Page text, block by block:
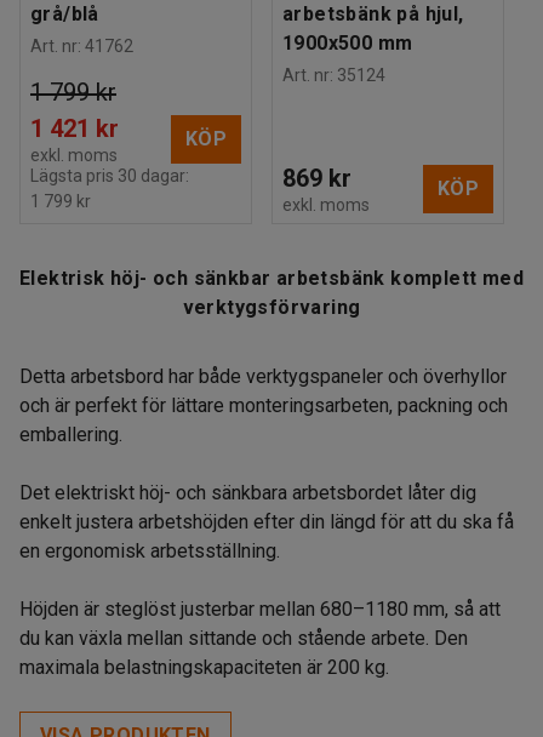
grå/blå
Art. nr: 41762
1 421 kr
1 799 kr
exkl. moms
KÖP
Lägsta pris 30 dagar:
1 799 kr
arbetsbänk på hjul,
1900x500 mm
Art. nr: 35124
869 kr
exkl. moms
KÖP
Elektrisk höj- och sänkbar arbetsbänk komplett med
verktygsförvaring
Detta arbetsbord har både verktygspaneler och överhyllor
och är perfekt för lättare monteringsarbeten, packning och
emballering.
Det elektriskt höj- och sänkbara arbetsbordet låter dig
enkelt justera arbetshöjden efter din längd för att du ska få
en ergonomisk arbetsställning.
Höjden är steglöst justerbar mellan 680–1180 mm, så att
du kan växla mellan sittande och stående arbete. Den
maximala belastningskapaciteten är 200 kg.